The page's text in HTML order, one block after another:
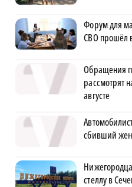
Форум для
СВО прошёл
Обращения
рассмотрят
августе
сбивший
стеллу в